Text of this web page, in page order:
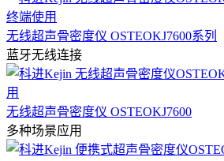
无线超声骨密度仪 OSTEOKJ7600系列
蓝牙无线连接
无线超声骨密度仪 OSTEOKJ7600
多种场景应用